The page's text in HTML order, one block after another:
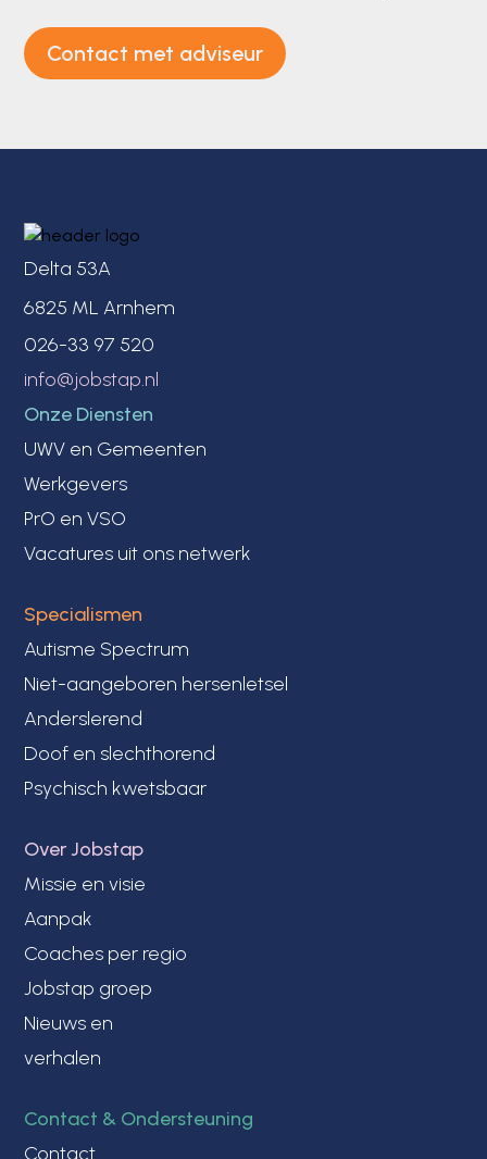
Contact met adviseur
Delta 53A
6825 ML Arnhem
026-33 97 520
info@jobstap.nl
Onze Diensten
UWV en Gemeenten
Werkgevers
PrO en VSO
Vacatures uit ons netwerk
Specialismen
Autisme Spectrum
Niet-aangeboren hersenletsel
Anderslerend
Doof en slechthorend
Psychisch kwetsbaar
Over Jobstap
Missie en visie
Aanpak
Coaches per regio
Jobstap groep
Nieuws en
verhalen
Contact & Ondersteuning
Contact